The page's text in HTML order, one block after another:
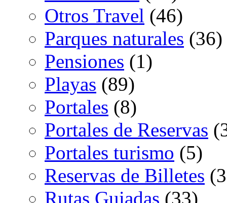
Otros Travel (46)
Parques naturales (36)
Pensiones (1)
Playas (89)
Portales (8)
Portales de Reservas
Portales turismo (5)
Reservas de Billetes
Rutas Guiadas (33)